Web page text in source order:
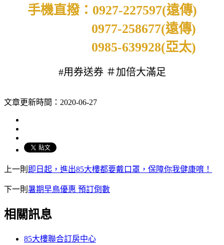
手機直撥：0927-227597(遠傳)
0977-258677(遠傳)
0985-639928(亞太)
#用券送券 ＃加倍大滿足
文章更新時間：2020-06-27
上一則 即日起，進出85大樓都要戴口罩，保障你我健康唷！
下一則 暑期早鳥優惠 預訂倒數
相關訊息
85大樓聯合訂房中心